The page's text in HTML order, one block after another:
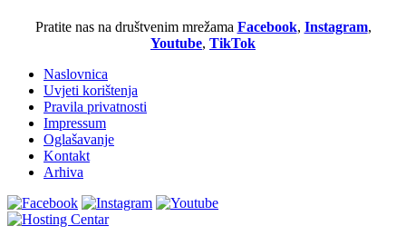
Pratite nas na društvenim mrežama Facebook, Instagram,
Youtube, TikTok
Naslovnica
Uvjeti korištenja
Pravila privatnosti
Impressum
Oglašavanje
Kontakt
Arhiva